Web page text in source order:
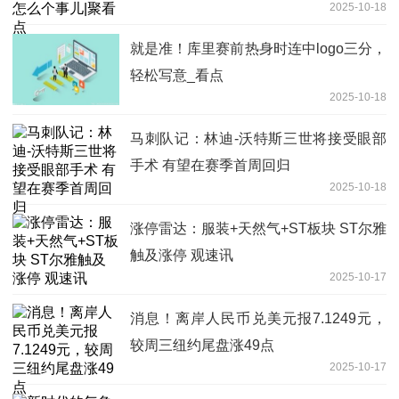
2025-10-18
就是准！库里赛前热身时连中logo三分，
轻松写意_看点
2025-10-18
马刺队记：林迪-沃特斯三世将接受眼部
手术 有望在赛季首周回归
2025-10-18
涨停雷达：服装+天然气+ST板块 ST尔雅
触及涨停 观速讯
2025-10-17
消息！离岸人民币兑美元报7.1249元，
较周三纽约尾盘涨49点
2025-10-17